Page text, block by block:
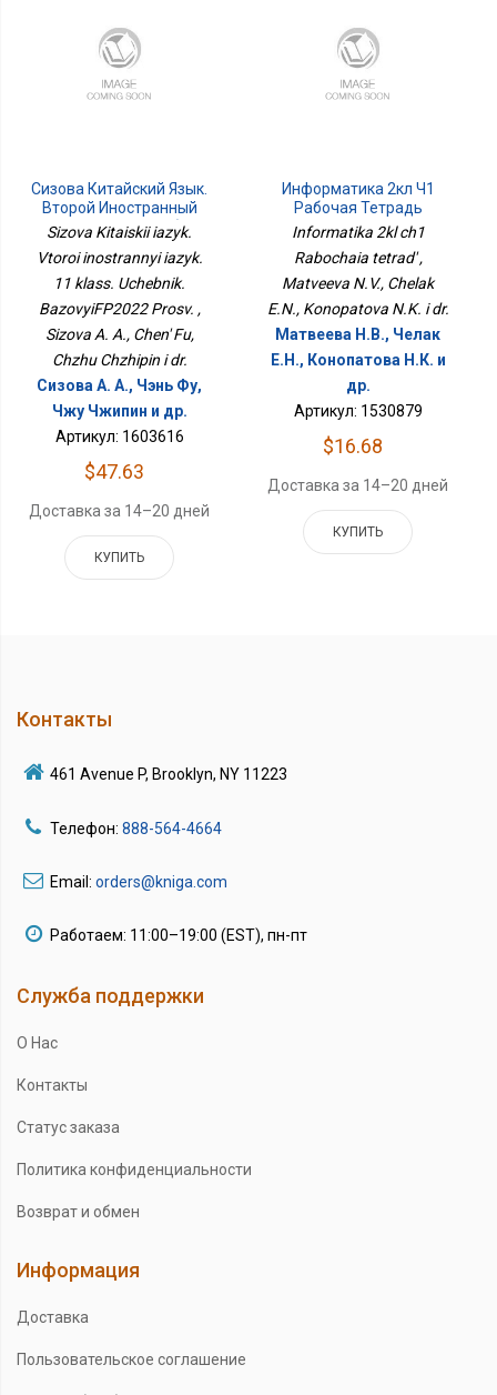
Сизова Китайский Язык.
Второй Иностранный
Язык. 11 Класс. Учебник.
БазовыйФП2022 Просв.
Sizova Kitaiskii iazyk.
Vtoroi inostrannyi iazyk.
11 klass. Uchebnik.
BazovyiFP2022 Prosv. ,
Sizova A. A., Chen' Fu,
Chzhu Chzhipin i dr.
Сизова А. А., Чэнь Фу,
Чжу Чжипин и др.
Артикул: 1603616
$47.63
Доставка за 14–20 дней
КУПИТЬ
Информатика 2кл Ч1
Рабочая Тетрадь
Informatika 2kl ch1
Rabochaia tetrad' ,
Matveeva N.V., Chelak
E.N., Konopatova N.K. i dr.
Матвеева Н.В., Челак
Е.Н., Конопатова Н.К. и
др.
Артикул: 1530879
$16.68
Доставка за 14–20 дней
КУПИТЬ
Контакты
461 Avenue P, Brooklyn, NY 11223
Телефон: 888-564-4664
Email: orders@kniga.com
Работаем: 11:00–19:00 (EST), пн-пт
Служба поддержки
О Нас
Контакты
Статус заказа
Политика конфиденциальности
Возврат и обмен
Информация
Доставка
Пользовательское соглашение